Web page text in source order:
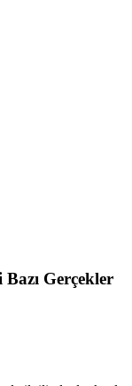
Gerçekler